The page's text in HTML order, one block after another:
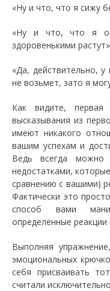
«Ну и что, что я сижу
«Ну и что, что я
здоровенькими
«Да, действительно,
не возьмет, зато я
Как видите,
высказывания из
имеют никакого
вашим успехам и
Ведь всегда
недостатками,
сравнению с вашими)
Фактически это
способ вами
определенные реакции
Выполняя
эмоциональных
себя присваивать
считали